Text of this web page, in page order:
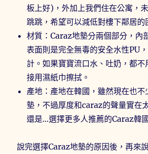
板上好)，外加上我們住在公寓，
跳跳，希望可以減低對樓下鄰居的
材質：Caraz地墊分兩個部分，內
表面則是完全無毒的安全水性PU
計。如果寶寶流口水、吐奶，都不
接用濕紙巾擦拭。
產地：產地在韓國，雖然現在也
墊，不過厚度和caraz的聲量實在
還是…選擇更多人推薦的Caraz韓
說完選擇Caraz地墊的原因後，再來